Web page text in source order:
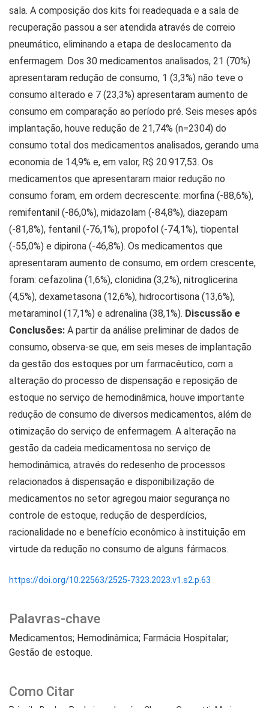
Palavras-chave
Medicamentos; Hemodinâmica; Farmácia Hospitalar;
Gestão de estoque.
Como Citar
sala. A composição dos kits foi readequada e a sala de
recuperação passou a ser atendida através de correio
pneumático, eliminando a etapa de deslocamento da
enfermagem. Dos 30 medicamentos analisados, 21 (70%)
apresentaram redução de consumo, 1 (3,3%) não teve o
consumo alterado e 7 (23,3%) apresentaram aumento de
consumo em comparação ao período pré. Seis meses após
implantação, houve redução de 21,74% (n=2304) do
consumo total dos medicamentos analisados, gerando uma
economia de 14,9% e, em valor, R$ 20.917,53. Os
medicamentos que apresentaram maior redução no
consumo foram, em ordem decrescente: morfina (-88,6%),
remifentanil (-86,0%), midazolam (-84,8%), diazepam
(-81,8%), fentanil (-76,1%), propofol (-74,1%), tiopental
(-55,0%) e dipirona (-46,8%). Os medicamentos que
apresentaram aumento de consumo, em ordem crescente,
foram: cefazolina (1,6%), clonidina (3,2%), nitroglicerina
(4,5%), dexametasona (12,6%), hidrocortisona (13,6%),
metaraminol (17,1%) e adrenalina (38,1%). Discussão e
Conclusões: A partir da análise preliminar de dados de
consumo, observa-se que, em seis meses de implantação
da gestão dos estoques por um farmacêutico, com a
alteração do processo de dispensação e reposição de
estoque no serviço de hemodinâmica, houve importante
redução de consumo de diversos medicamentos, além de
otimização do serviço de enfermagem. A alteração na
gestão da cadeia medicamentosa no serviço de
hemodinâmica, através do redesenho de processos
relacionados à dispensação e disponibilização de
medicamentos no setor agregou maior segurança no
controle de estoque, redução de desperdícios,
racionalidade no e benefício econômico à instituição em
virtude da redução no consumo de alguns fármacos.
https://doi.org/10.22563/2525-7323.2023.v1.s2.p.63